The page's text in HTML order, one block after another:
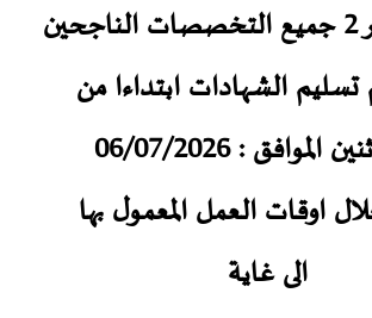
تسليم الشهادات ابتداءا من
الموافق : 06/07/2026
اوقات العمل المعمول بها
الى غاية